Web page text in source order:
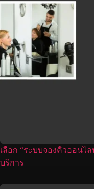
เลือก “ระบบจองคิวออนไ
บริการ